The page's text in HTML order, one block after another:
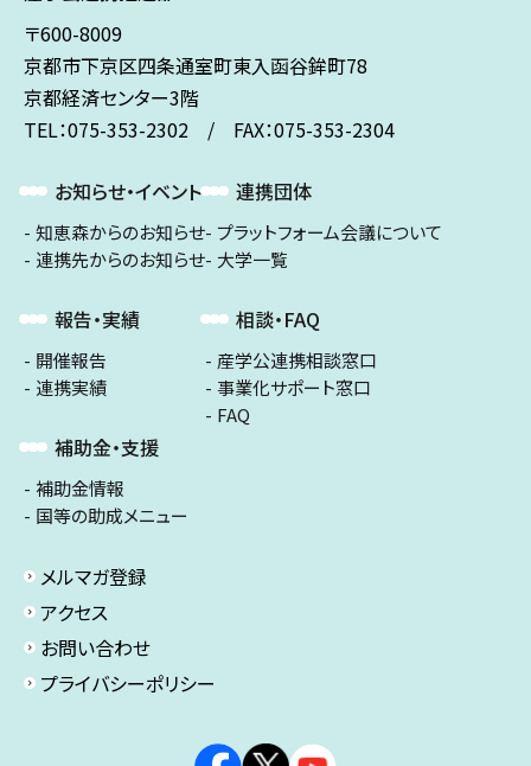
〒600-8009
京都市下京区四条通室町東入函谷鉾町78
京都経済センター3階
TEL：075-353-2302 / FAX：075-353-2304
お知らせ・イベント
知恵森からのお知らせ
連携先からのお知らせ
報告・実績
開催報告
連携実績
補助金・支援
補助金情報
国等の助成メニュー
連携団体
プラットフォーム会議について
大学一覧
相談・FAQ
産学公連携相談窓口
事業化サポート窓口
FAQ
メルマガ登録
アクセス
お問い合わせ
プライバシーポリシー